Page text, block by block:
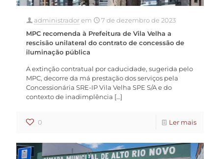
administradorem
7 de dezembro de 2023
MPC recomenda à Prefeitura de Vila Velha a
rescisão unilateral do contrato de concessão de
iluminação pública
A extinção contratual por caducidade, sugerida pelo
MPC, decorre da má prestação dos serviços pela
Concessionária SRE-IP Vila Velha SPE S/A e do
contexto de inadimplência […]
0 Ler mais